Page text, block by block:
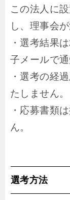
この法人に
し、理事会
・選考結果
子メールで通
・選考の経
たしません。
・応募書類
ん。
選考方法